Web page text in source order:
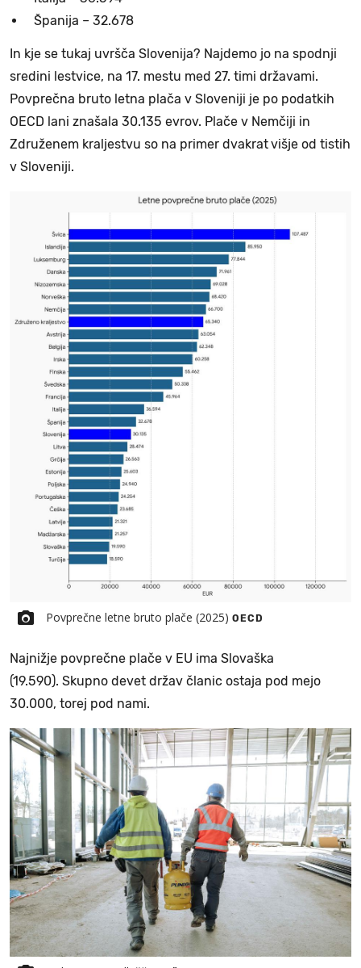
Španija – 32.678
In kje se tukaj uvršča Slovenija? Najdemo jo na spodnji
sredini lestvice, na 17. mestu med 27. timi državami.
Povprečna bruto letna plača v Sloveniji je po podatkih
OECD lani znašala 30.135 evrov. Plače v Nemčiji in
Združenem kraljestvu so na primer dvakratvišje od tistih
v Sloveniji.
Povprečne letne bruto plače (2025) OECD
Najnižje povprečne plače v EU ima Slovaška
(19.590). Skupno devet držav članic ostaja pod mejo
30.000, torej pod nami.